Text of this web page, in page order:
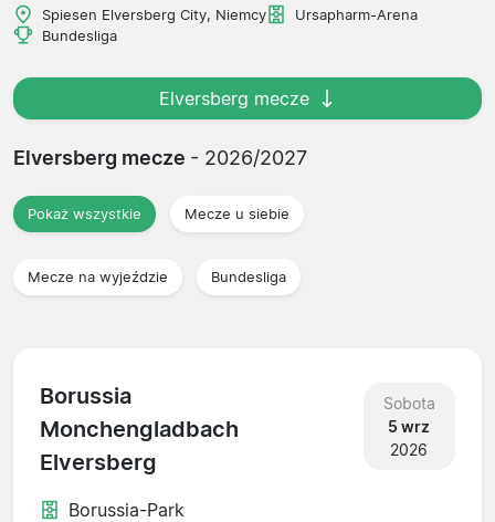
Spiesen Elversberg City, Niemcy
Ursapharm-Arena
Bundesliga
Elversberg mecze
Elversberg mecze - 2026/2027
Pokaż wszystkie Mecze u siebie
Mecze na wyjeździe Bundesliga
Borussia
Monchengladbach
Elversberg
Sobota
5 wrz
2026
Borussia-Park